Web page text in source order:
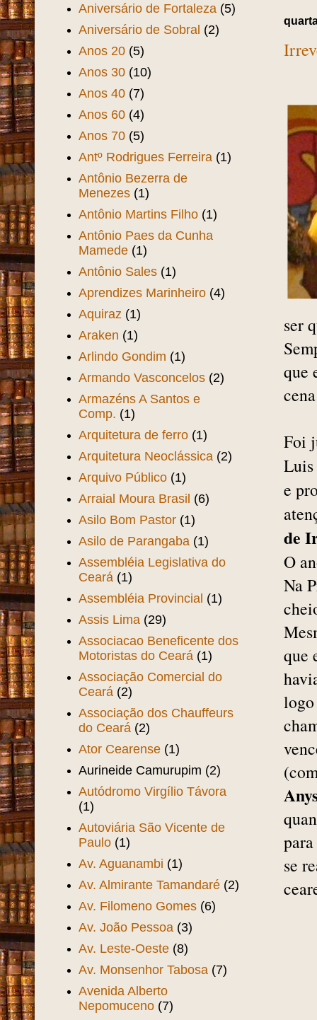
ser
que
cena
Foi
Luis
e
de
O
Na
que
logo
se
Aniversário de Fortaleza (5)
Aniversário de Sobral (2)
Anos 20 (5)
Anos 30 (10)
Anos 40 (7)
Anos 60 (4)
Anos 70 (5)
Antº Rodrigues Ferreira (1)
Antônio Bezerra de
Menezes (1)
Antônio Martins Filho (1)
Antônio Paes da Cunha
Mamede (1)
Antônio Sales (1)
Aprendizes Marinheiro (4)
Aquiraz (1)
Araken (1)
Arlindo Gondim (1)
Armando Vasconcelos (2)
Armazéns A Santos e
Comp. (1)
Arquitetura de ferro (1)
Arquitetura Neoclássica (2)
Arquivo Público (1)
Arraial Moura Brasil (6)
Asilo Bom Pastor (1)
Asilo de Parangaba (1)
Assembléia Legislativa do
Ceará (1)
Assembléia Provincial (1)
Assis Lima (29)
Associacao Beneficente dos
Motoristas do Ceará (1)
Associação Comercial do
Ceará (2)
Associação dos Chauffeurs
do Ceará (2)
Ator Cearense (1)
Aurineide Camurupim (2)
Autódromo Virgílio Távora
(1)
Autoviária São Vicente de
Paulo (1)
Av. Aguanambi (1)
Av. Almirante Tamandaré (2)
Av. Filomeno Gomes (6)
Av. João Pessoa (3)
Av. Leste-Oeste (8)
Av. Monsenhor Tabosa (7)
Avenida Alberto
Nepomuceno (7)